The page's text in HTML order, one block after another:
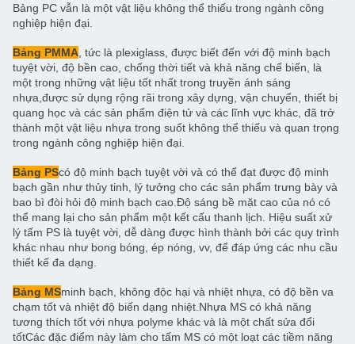
Bảng PC vẫn là một vật liệu không thể thiếu trong ngành công
nghiệp hiện đại.
Bảng PMMA , tức là plexiglass, được biết đến với độ minh bạch
tuyệt vời, độ bền cao, chống thời tiết và khả năng chế biến, là
một trong những vật liệu tốt nhất trong truyền ánh sáng
nhựa,được sử dụng rộng rãi trong xây dựng, vận chuyển, thiết bị
quang học và các sản phẩm điện tử và các lĩnh vực khác, đã trở
thành một vật liệu nhựa trong suốt không thể thiếu và quan trọng
trong ngành công nghiệp hiện đại.
Bảng PScó độ minh bạch tuyệt vời và có thể đạt được độ minh
bạch gần như thủy tinh, lý tưởng cho các sản phẩm trưng bày và
bao bì đòi hỏi độ minh bạch cao.Độ sáng bề mặt cao của nó có
thể mang lại cho sản phẩm một kết cấu thanh lịch. Hiệu suất xử
lý tấm PS là tuyệt vời, dễ dàng được hình thành bởi các quy trình
khác nhau như bong bóng, ép nóng, vv, để đáp ứng các nhu cầu
thiết kế đa dạng.
Bảng MSminh bạch, không độc hại và nhiệt nhựa, có độ bền va
chạm tốt và nhiệt độ biến dạng nhiệt.Nhựa MS có khả năng
tương thích tốt với nhựa polyme khác và là một chất sửa đổi
tốtCác đặc điểm này làm cho tấm MS có một loạt các tiềm năng